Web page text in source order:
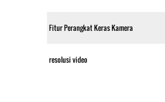
Fitur Perangkat Keras Kamera
resolusi video